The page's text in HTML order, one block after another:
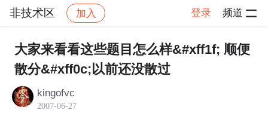
非技术区 加入 登录 频道
社区 非技术区 帖子详情
大家来看看这些题目怎么样&#xff1f; 顺便
散分&#xff0c;以前还没散过
kingofvc
2007-06-27